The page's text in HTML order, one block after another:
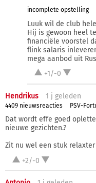
incomplete opstelling
Luuk wil de club
Hij is gewoon heel
financiële voorstel
flink salaris
mega aanbod uit
+1/-0
Hendrikus 1 j geleden
4409 nieuwsreacties PSV-
Dat wordt effe goed
nieuwe gezichten.?
Zit nu wel een stuk
+2/-0